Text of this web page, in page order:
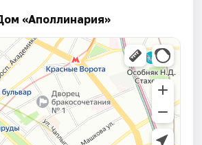
«Аполлинария»